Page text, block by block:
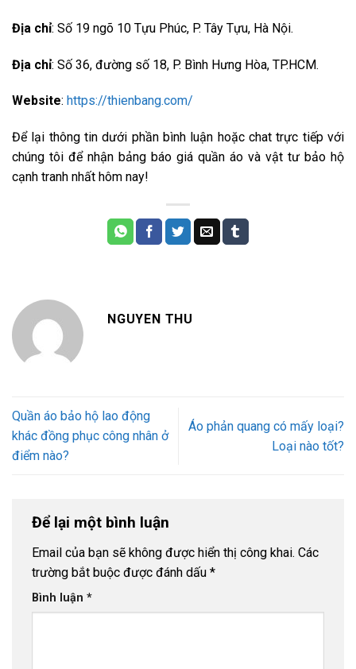
Địa chỉ: Số 19 ngõ 10 Tựu Phúc, P. Tây Tựu, Hà Nội.
Địa chỉ: Số 36, đường số 18, P. Bình Hưng Hòa, TP.HCM.
Website: https://thienbang.com/
Để lại thông tin dưới phần bình luận hoặc chat trực tiếp với
chúng tôi để nhận bảng báo giá quần áo và vật tư bảo hộ
cạnh tranh nhất hôm nay!
NGUYEN THU
Quần áo bảo hộ lao động
khác đồng phục công nhân ở
điểm nào?
Áo phản quang có mấy loại?
Loại nào tốt?
Để lại một bình luận
Email của bạn sẽ không được hiển thị công khai. Các
trường bắt buộc được đánh dấu *
Bình luận *